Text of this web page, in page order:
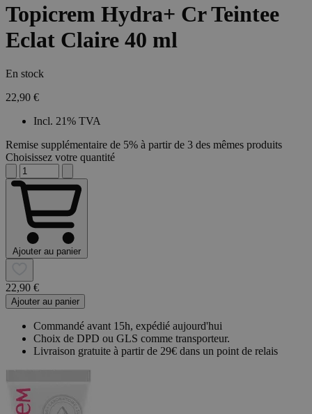
Topicrem Hydra+ Cr Teintee
Eclat Claire 40 ml
En stock
22,90 €
Incl. 21% TVA
Remise supplémentaire de 5% à partir de 3 des mêmes produits
Choisissez votre quantité
Ajouter au panier
22,90 €
Ajouter au panier
Commandé avant 15h, expédié aujourd'hui
Choix de DPD ou GLS comme transporteur.
Livraison gratuite à partir de 29€ dans un point de relais